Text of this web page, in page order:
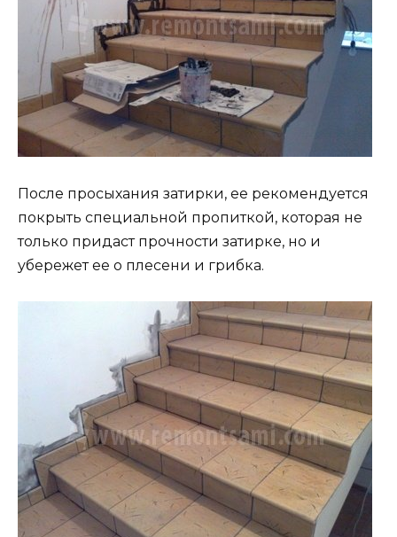
После просыхания затирки, ее рекомендуется
покрыть специальной пропиткой, которая не
только придаст прочности затирке, но и
убережет ее о плесени и грибка.